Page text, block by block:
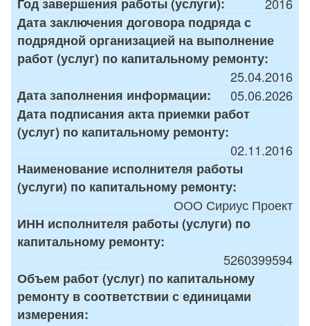
Дата заключения договора подряда с
подрядной организацией на выполнение
работ (услуг) по капитальному ремонту:
25.04.2016
Дата заполнения информации:
05.06.2026
Дата подписания акта приемки работ
(услуг) по капитальному ремонту:
02.11.2016
Наименование исполнителя работы
(услуги) по капитальному ремонту:
ООО Сириус Проект
ИНН исполнителя работы (услуги) по
капитальному ремонту:
5260399594
Объем работ (услуг) по капитальному
ремонту в соответствии с единицами
измерения: